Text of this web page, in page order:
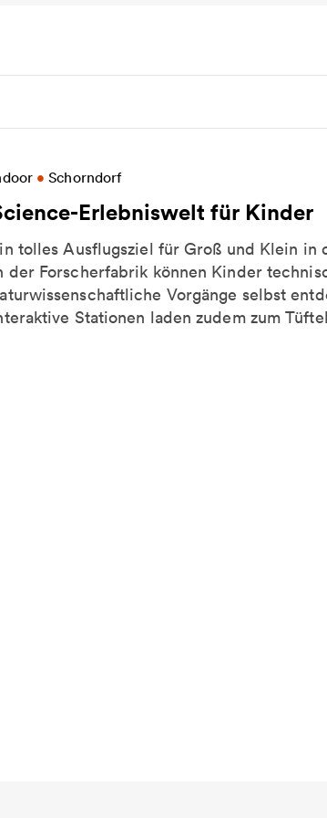
• Schorndorf
Erlebniswelt für Kinder
tolles Ausflugsziel für Groß und Klein in
der Forscherfabrik können Kinder
Vorgänge selbst
Stationen laden zudem zum
Informationen zu Science-